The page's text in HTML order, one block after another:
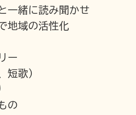
一緒に読み聞かせ
地域の活性化
ー
短歌）
の